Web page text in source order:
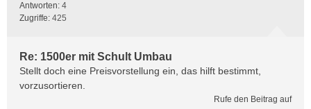
Antworten: 4
Zugriffe: 425
Re: 1500er mit Schult Umbau
Stellt doch eine Preisvorstellung ein, das hilft bestimmt,
vorzusortieren.
Rufe den Beitrag auf